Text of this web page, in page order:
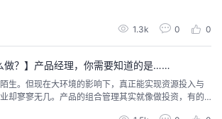
1.3k 0 0
做？】产品经理，你需要知道的是……
生。但现在大环境的影响下，真正能实现资源投入与
却寥寥无几。产品的组合管理其实就像做投资，有的